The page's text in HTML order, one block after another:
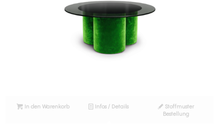
In den Warenkorb Infos / Details
Stoffmuster
Bestellung